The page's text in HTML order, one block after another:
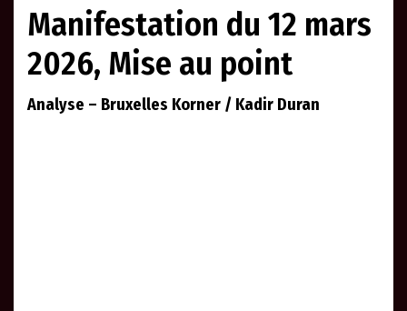
Manifestation du 12 mars
2026, Mise au point
Analyse – Bruxelles Korner / Kadir Duran